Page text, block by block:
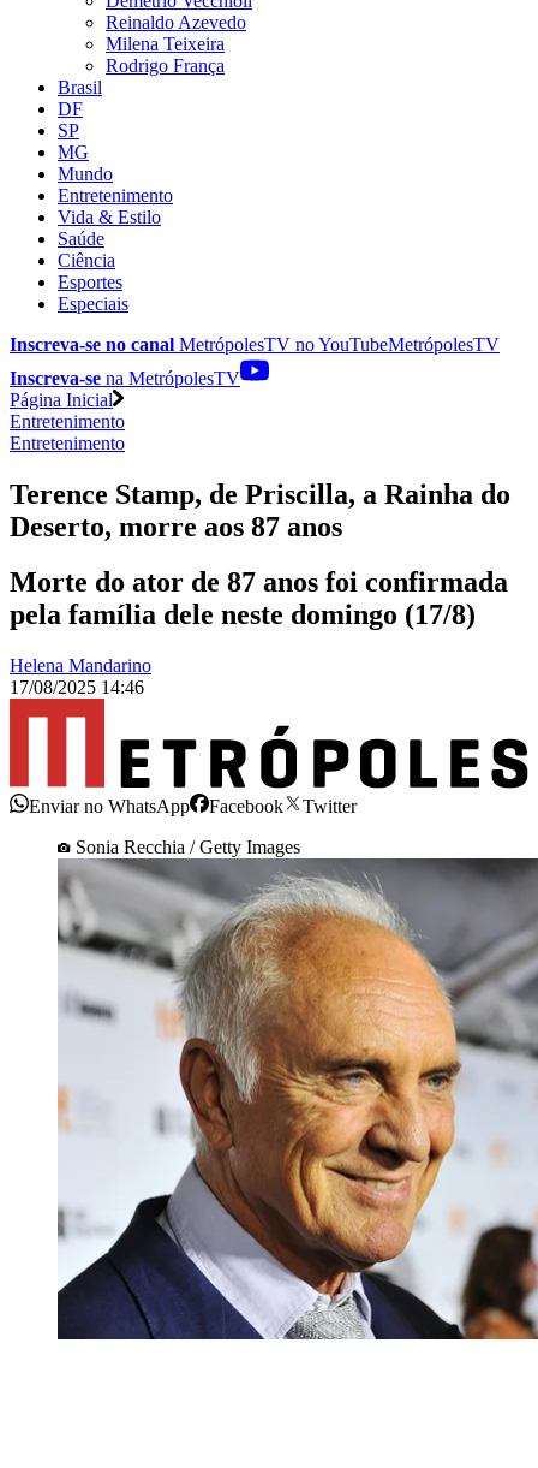
Reinaldo Azevedo
Milena Teixeira
Rodrigo França
Brasil
DF
SP
MG
Mundo
Entretenimento
Vida & Estilo
Saúde
Ciência
Esportes
Especiais
Inscreva-se no canal MetrópolesTV noYouTubeMetrópolesTV
Inscreva-se na MetrópolesTV
Página Inicial
Entretenimento
Entretenimento
Terence Stamp, de Priscilla, a Rainha do
Deserto, morre aos 87 anos
Morte do ator de 87 anos foi confirmada
pela família dele neste domingo (17/8)
Helena Mandarino
17/08/2025 14:46
Enviar no WhatsApp Facebook
Twitter
Sonia Recchia / Getty Images